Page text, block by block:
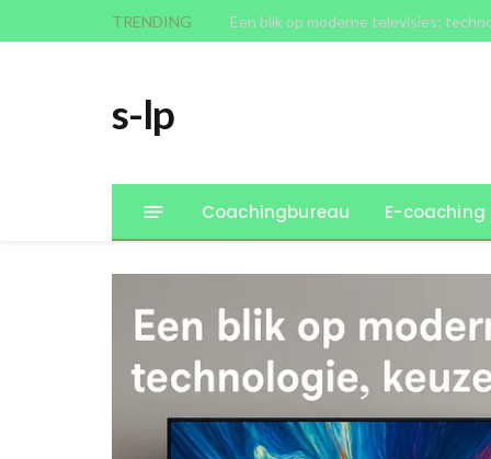
TRENDING Een blik op moderne televisies:
s-lp
Coachingbureau E-coaching